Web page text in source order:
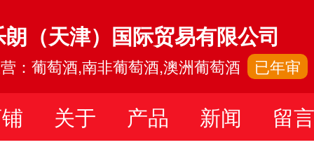
朗（天津）国际贸易有限公司
：葡萄酒,南非葡萄酒,澳洲葡萄酒 已年审
关于 产品 新闻 留言